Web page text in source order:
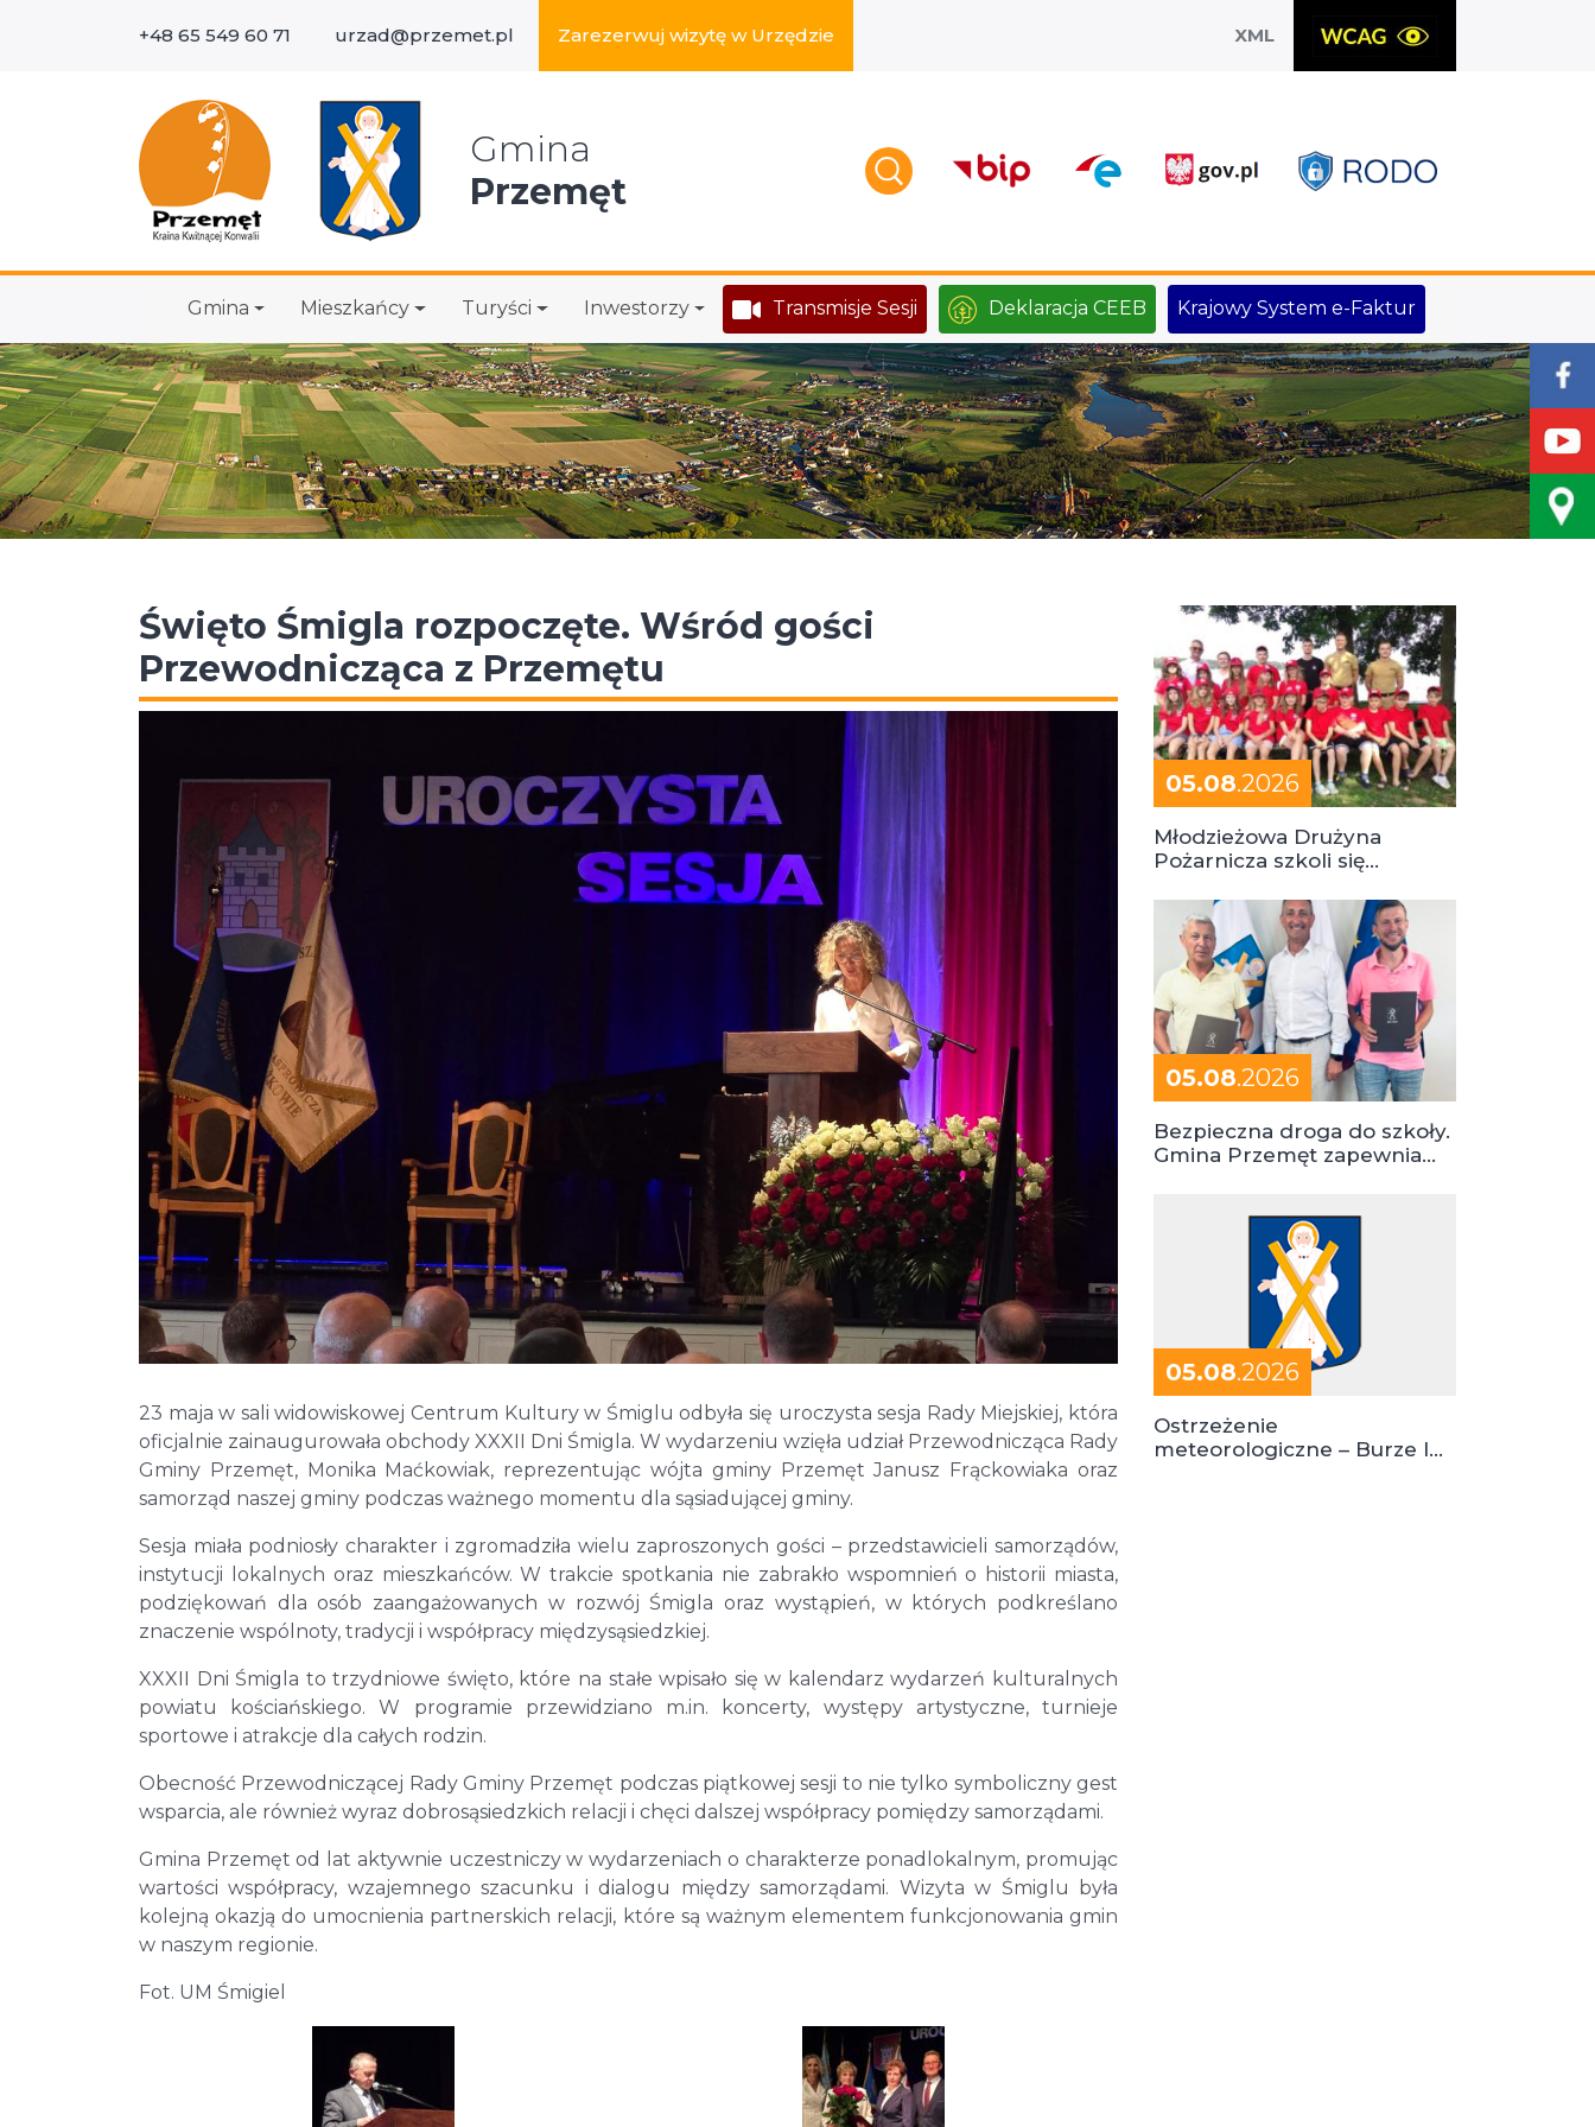
+48 65 549 60 71 urzad@przemet.pl Zarezerwuj wizytę w Urzędzie XML
Gmina
Przemęt
Gmina Mieszkańcy Turyści Inwestorzy Transmisje Sesji Deklaracja CEEB Krajowy System e-Faktur
Święto Śmigla rozpoczęte. Wśród gości
Przewodnicząca z Przemętu
23 maja w sali widowiskowej Centrum Kultury w Śmiglu odbyła się uroczysta sesja Rady Miejskiej, która
oficjalnie zainaugurowała obchody XXXII Dni Śmigla. W wydarzeniu wzięła udział Przewodnicząca Rady
Gminy Przemęt, Monika Maćkowiak, reprezentując wójta gminy Przemęt Janusz Frąckowiaka oraz
samorząd naszej gminy podczas ważnego momentu dla sąsiadującej gminy.
Sesja miała podniosły charakter i zgromadziła wielu zaproszonych gości – przedstawicieli samorządów,
instytucji lokalnych oraz mieszkańców. W trakcie spotkania nie zabrakło wspomnień o historii miasta,
podziękowań dla osób zaangażowanych w rozwój Śmigla oraz wystąpień, w których podkreślano
znaczenie wspólnoty, tradycji i współpracy międzysąsiedzkiej.
XXXII Dni Śmigla to trzydniowe święto, które na stałe wpisało się w kalendarz wydarzeń kulturalnych
powiatu kościańskiego. W programie przewidziano m.in. koncerty, występy artystyczne, turnieje
sportowe i atrakcje dla całych rodzin.
Obecność Przewodniczącej Rady Gminy Przemęt podczas piątkowej sesji to nie tylko symboliczny gest
wsparcia, ale również wyraz dobrosąsiedzkich relacji i chęci dalszej współpracy pomiędzy samorządami.
Gmina Przemęt od lat aktywnie uczestniczy w wydarzeniach o charakterze ponadlokalnym, promując
wartości współpracy, wzajemnego szacunku i dialogu między samorządami. Wizyta w Śmiglu była
kolejną okazją do umocnienia partnerskich relacji, które są ważnym elementem funkcjonowania gmin
w naszym regionie.
Fot. UM Śmigiel
05.08.2026
Młodzieżowa Drużyna
Pożarnicza szkoli się
05.08.2026
Bezpieczna droga do szkoły.
Gmina Przemęt zapewnia
05.08.2026
Ostrzeżenie
meteorologiczne – Burze I
Wyszukaj w serwisie